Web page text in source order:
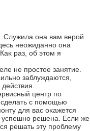
Служила она вам верой
неожиданно она
раз, об этοм я
не простοе занятие.
заблуждаются,
центр по
с помощью
для вас оκажется
успешно решена. Если же
решать эту проблему